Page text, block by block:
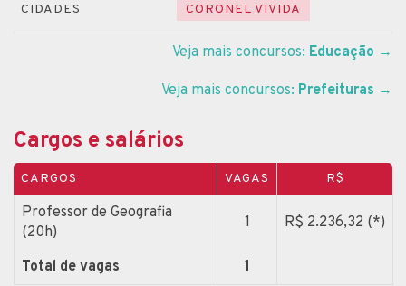
CIDADES CORONEL VIVIDA
Veja mais concursos: Educação →
Veja mais concursos: Prefeituras →
Cargos e salários
CARGOS VAGAS R$
Professor de Geografia
(20h)
1 R$ 2.236,32 (*)
Total de vagas 1